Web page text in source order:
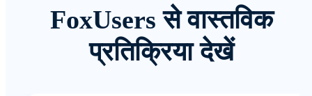
FoxUsers से वास्तविक
प्रतिक्रिया देखें